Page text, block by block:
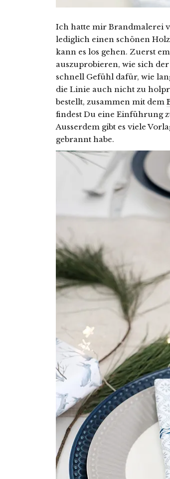
Ich hatte mir Brandmalerei
lediglich einen schönen
kann es los gehen. Zuerst
auszuprobieren, wie sich
schnell Gefühl dafür, wie
die Linie auch nicht zu
bestellt, zusammen mit dem
findest Du eine Einführung
Ausserdem gibt es viele
gebrannt habe.